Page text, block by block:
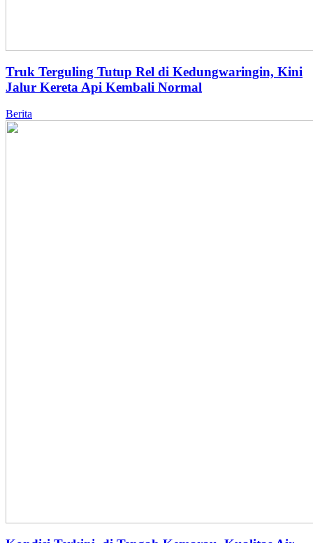
Truk Terguling Tutup Rel di Kedungwaringin, Kini
Jalur Kereta Api Kembali Normal
Berita